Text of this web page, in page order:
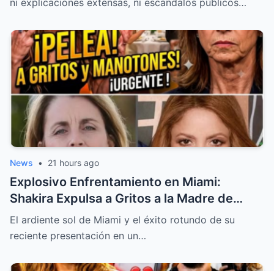
ni explicaciones extensas, ni escándalos públicos…
News • 21 hours ago
Explosivo Enfrentamiento en Miami:
Shakira Expulsa a Gritos a la Madre de
Gerard Piqué para Defender su Hogar y su
Dignidad
El ardiente sol de Miami y el éxito rotundo de su
reciente presentación en un…